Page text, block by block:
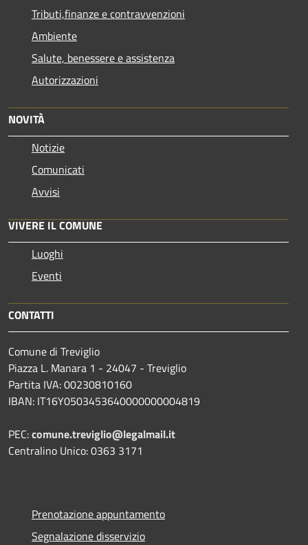
Tributi,finanze e contravvenzioni
Ambiente
Salute, benessere e assistenza
Autorizzazioni
NOVITÀ
Notizie
Comunicati
Avvisi
VIVERE IL COMUNE
Luoghi
Eventi
CONTATTI
Comune di Treviglio
Piazza L. Manara 1 - 24047 - Treviglio
Partita IVA: 00230810160
IBAN: IT16Y0503453640000000004819
PEC:comune.treviglio@legalmail.it
Centralino Unico: 0363 3171
Prenotazione appuntamento
Segnalazione disservizio